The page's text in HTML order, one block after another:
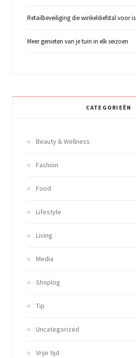
Retailbeveiliging die winkeldiefstal voor is
Meer genieten van je tuin in elk seizoen
CATEGORIEËN
Beauty & Wellness
Fashion
Food
Lifestyle
Living
Media
Shoplog
Tip
Uncategorized
Vrije tijd